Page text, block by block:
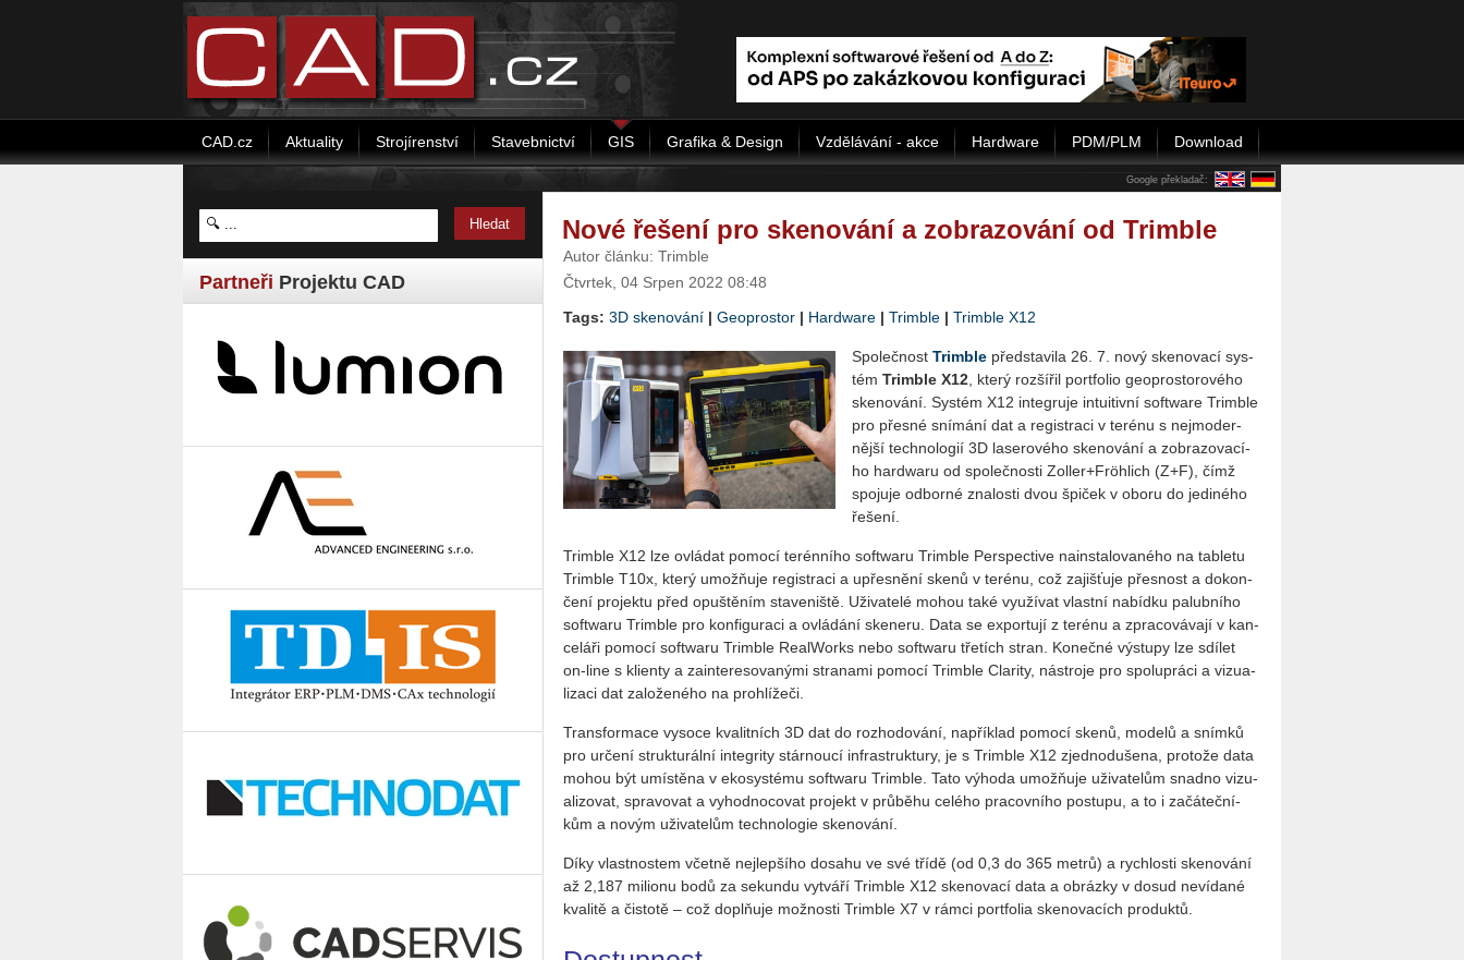
CAD.cz Aktuality Strojírenství Stavebnictví GIS Grafika & Design Vzdělávání - akce Hardware PDM/PLM Download
Google překladač:
Partneři Projektu CAD
Nové řešení pro skenování a zobrazování od Trimble
Autor článku: Trimble
Čtvrtek, 04 Srpen 2022 08:48
Tags: 3D skenování | Geoprostor | Hardware | Trimble | Trimble X12
Spo­leč­nost Trim­ble před­sta­vi­la 26. 7. nový ske­no­va­cí sys­
tém Trim­ble X12 , který roz­ší­řil port­fo­lio ge­o­prosto­ro­vé­ho
ske­no­vá­ní. Sys­tém X12 in­te­gru­je in­tu­i­tiv­ní soft­ware Trim­ble
pro přes­né sní­má­ní dat a re­gis­tra­ci v te­ré­nu s nej­mo­der­
něj­ší tech­no­lo­gií 3D la­se­ro­vé­ho ske­no­vá­ní a zob­ra­zo­va­cí­
ho hard­wa­ru od spo­leč­nos­ti Zol­ler+Fröh­lich (Z+F), čímž
spo­ju­je od­bor­né zna­los­ti dvou špi­ček v oboru do je­di­né­ho
ře­še­ní.
Trim­ble X12 lze ovlá­dat po­mo­cí te­rén­ní­ho soft­wa­ru Trim­ble Per­specti­ve na­in­sta­lo­va­né­ho na table­tu
Trim­ble T10x, který umo­ž­ňu­je re­gis­tra­ci a upřes­ně­ní skenů v te­ré­nu, což za­jiš­ťu­je přes­nost a do­kon­
če­ní pro­jek­tu před opuš­tě­ním sta­ve­niš­tě. Uži­va­te­lé mohou také vy­u­ží­vat vlast­ní na­bíd­ku pa­lub­ní­ho
soft­wa­ru Trim­ble pro kon­fi­gu­ra­ci a ovlá­dá­ní ske­ne­ru. Data se ex­por­tu­jí z te­ré­nu a zpra­co­vá­va­jí v kan­
ce­lá­ři po­mo­cí soft­wa­ru Trim­ble Re­a­lWorks nebo soft­wa­ru tře­tích stran. Ko­neč­né vý­stu­py lze sdí­let
on-line s kli­en­ty a za­in­te­re­so­va­ný­mi stra­na­mi po­mo­cí Trim­ble Cla­ri­ty, ná­stro­je pro spo­lu­prá­ci a vi­zu­a­
li­za­ci dat za­lo­že­né­ho na pro­hlí­že­či.
Trans­for­ma­ce vy­so­ce kva­lit­ních 3D dat do roz­ho­do­vá­ní, na­pří­klad po­mo­cí skenů, mo­de­lů a sním­ků
pro ur­če­ní struk­tu­rál­ní in­te­gri­ty stár­nou­cí in­frastruk­tu­ry, je s Trim­ble X12 zjed­no­du­še­na, pro­to­že data
mohou být umís­tě­na v eko­sys­té­mu soft­wa­ru Trim­ble. Tato vý­ho­da umožňuje uži­va­te­lům snad­no vi­zu­
a­li­zo­vat, spra­vo­vat a vy­hod­no­co­vat pro­jekt v prů­bě­hu ce­lé­ho pra­cov­ní­ho po­stu­pu, a to i za­čá­teč­ní­
kům a novým uži­va­te­lům tech­no­lo­gie ske­no­vá­ní.
Díky vlast­nos­tem včet­ně nej­lep­ší­ho do­sa­hu ve své třídě (od 0,3 do 365 metrů) a rych­los­ti ske­no­vá­ní
až 2,187 mi­li­o­nu bodů za sekun­du vy­tvá­ří Trim­ble X12 ske­no­va­cí data a ob­ráz­ky v dosud ne­ví­da­né
kva­li­tě a čis­to­tě – což do­pl­ňu­je mož­nos­ti Trim­ble X7 v rámci port­fo­lia ske­no­va­cích pro­duk­tů.